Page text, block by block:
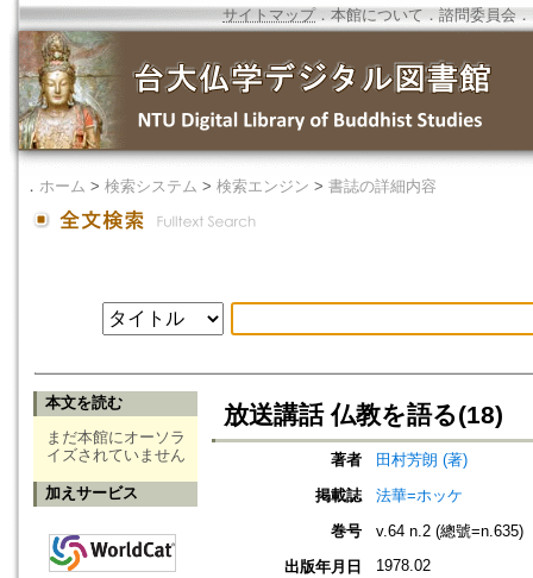
サイトマップ．本館について ． 諮問委員会 ．
． ホーム > 検索システム > 検索エンジン > 書誌の詳細内容
本文を読む
まだ本館にオーソラ
イズされていません
加えサービス
放送講話 仏教を語る(18)
著者
田村芳朗 (著)
掲載誌
法華=ホッケ
巻号
v.64 n.2 (總號=n.635)
出版年月日
1978.02